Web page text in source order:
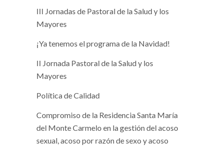
III Jornadas de Pastoral de la Salud y los
Mayores
¡Ya tenemos el programa de la Navidad!
II Jornada Pastoral de la Salud y los
Mayores
Política de Calidad
Compromiso de la Residencia Santa María
del Monte Carmelo en la gestión del acoso
sexual, acoso por razón de sexo y acoso